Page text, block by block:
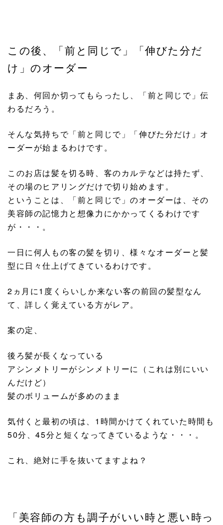
この後、「前と同じで」「伸びた分だ
け」のオーダー
まあ、何回か切ってもらったし、「前と同じで」伝
わるだろう。
そんな気持ちで「前と同じで」「伸びた分だけ」オ
ーダーが始まるわけです。
このお店は髪を切る時、客のカルテなどは持たず、
その場のヒアリングだけで切り始めます。
ということは、「前と同じで」のオーダーは、その
美容師の記憶力と想像力にかかってくるわけです
が・・・。
一日に何人もの客の髪を切り、様々なオーダーと髪
型に日々仕上げてきているわけです。
2ヵ月に1度くらいしか来ない客の前回の髪型なん
て、詳しく覚えている方がレア。
案の定、
後ろ髪が長くなっている
アシンメトリーがシンメトリーに（これは別にいい
んだけど）
髪のボリュームが多めのまま
気付くと最初の頃は、1時間かけてくれていた時間も
50分、45分と短くなってきているような・・・。
これ、絶対に手を抜いてますよね？
「美容師の方も調子がいい時と悪い時っ